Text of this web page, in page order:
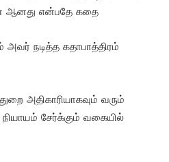
ஆனது என்பதே கதை
அவர் நடித்த கதாபாத்திரம்
அதிகாரியாகவும் வரும்
நியாயம் சேர்க்கும் வகையில்